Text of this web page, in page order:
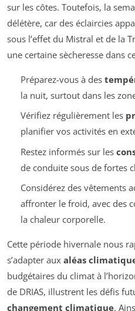
sur les côtes. Toutefois, la
délétère, car des éclaircies
sous l’effet du Mistral et de la
une certaine sècheresse dans
Préparez-vous à des
la nuit, surtout dans les
Vérifiez régulièrement les
planifier vos activités en
Restez informés sur les
de conduite sous de fortes
Considérez des vêtements
affronter le froid, avec des
la chaleur corporelle.
Cette période hivernale nous
s’adapter aux aléas
budgétaires du climat à
de DRIAS, illustrent les défis
changement climatique.